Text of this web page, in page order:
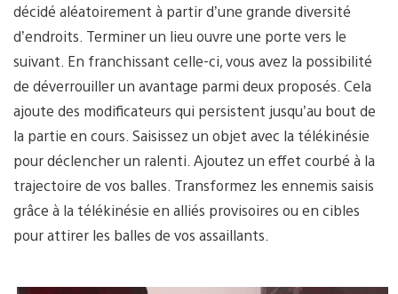
décidé aléatoirement à partir d’une grande diversité
d’endroits. Terminer un lieu ouvre une porte vers le
suivant. En franchissant celle-ci, vous avez la possibilité
de déverrouiller un avantage parmi deux proposés. Cela
ajoute des modificateurs qui persistent jusqu’au bout de
la partie en cours. Saisissez un objet avec la télékinésie
pour déclencher un ralenti. Ajoutez un effet courbé à la
trajectoire de vos balles. Transformez les ennemis saisis
grâce à la télékinésie en alliés provisoires ou en cibles
pour attirer les balles de vos assaillants.